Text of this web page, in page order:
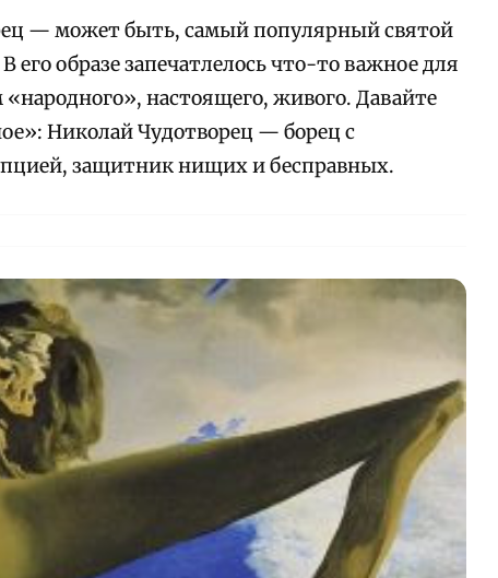
— может быть, самый популярный святой
образе запечатлелось что-то важное для
настоящего, живого. Давайте
Николай Чудотворец — борец с
защитник нищих и бесправных.